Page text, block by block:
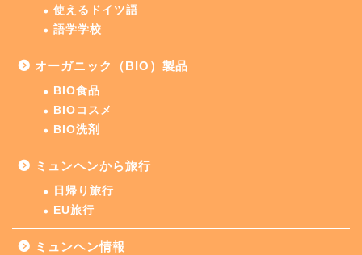
使えるドイツ語
語学学校
オーガニック（BIO）製品
BIO食品
BIOコスメ
BIO洗剤
ミュンヘンから旅行
日帰り旅行
EU旅行
ミュンヘン情報